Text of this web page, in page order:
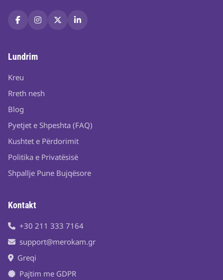
Lundrim
Kreu
Rreth nesh
Blog
Pyetjet e Shpeshta (FAQ)
Kushtet e Përdorimit
Politika e Privatësisë
Shpallje Pune Bujqësore
Kontakt
+30 211 333 7164
support@merokam.gr
Greqi
Pajtim me GDPR